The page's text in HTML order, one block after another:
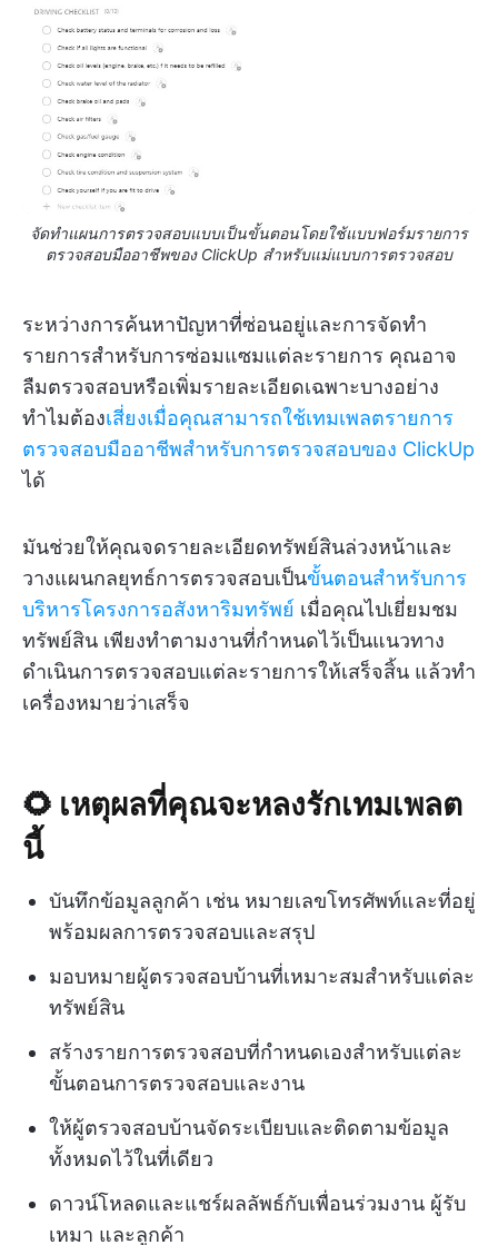
จัดทำแผนการตรวจสอบแบบเป็นขั้นตอนโดยใช้แบบฟอร์มรายการ
ตรวจสอบมืออาชีพของ ClickUp สำหรับแม่แบบการตรวจสอบ
ระหว่างการค้นหาปัญหาที่ซ่อนอยู่และการจัดทำ
รายการสำหรับการซ่อมแซมแต่ละรายการ คุณอาจ
ลืมตรวจสอบหรือเพิ่มรายละเอียดเฉพาะบางอย่าง
ทำไมต้องเสี่ยงเมื่อคุณสามารถใช้เทมเพลตรายการ
ตรวจสอบมืออาชีพสำหรับการตรวจสอบของ ClickUp
ได้
มันช่วยให้คุณจดรายละเอียดทรัพย์สินล่วงหน้าและ
วางแผนกลยุทธ์การตรวจสอบเป็นขั้นตอนสำหรับการ
บริหารโครงการอสังหาริมทรัพย์ เมื่อคุณไปเยี่ยมชม
ทรัพย์สิน เพียงทำตามงานที่กำหนดไว้เป็นแนวทาง
ดำเนินการตรวจสอบแต่ละรายการให้เสร็จสิ้น แล้วทำ
เครื่องหมายว่าเสร็จ
🌻 เหตุผลที่คุณจะหลงรักเทมเพลต
นี้
บันทึกข้อมูลลูกค้า เช่น หมายเลขโทรศัพท์และที่อยู่
พร้อมผลการตรวจสอบและสรุป
มอบหมายผู้ตรวจสอบบ้านที่เหมาะสมสำหรับแต่ละ
ทรัพย์สิน
สร้างรายการตรวจสอบที่กำหนดเองสำหรับแต่ละ
ขั้นตอนการตรวจสอบและงาน
ให้ผู้ตรวจสอบบ้านจัดระเบียบและติดตามข้อมูล
ทั้งหมดไว้ในที่เดียว
ดาวน์โหลดและแชร์ผลลัพธ์กับเพื่อนร่วมงาน ผู้รับ
เหมา และลูกค้า